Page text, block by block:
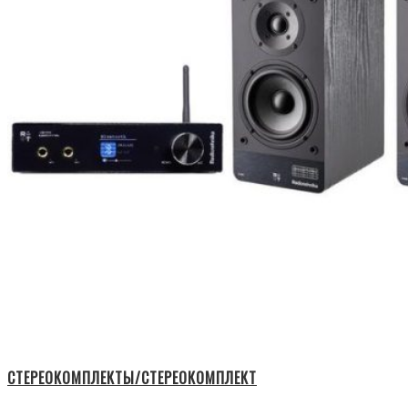
СТЕРЕОКОМПЛЕКТЫ/СТЕРЕОКОМПЛЕКТ